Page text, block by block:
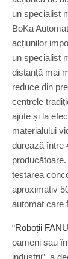
un specialist
BoKa
acțiunilor
un specialist
distanță mai
reduce din
centrele
ajute și la
materialului
durează între
testarea
aproximativ
automat care
“Roboții
oameni sau
industrii”, a